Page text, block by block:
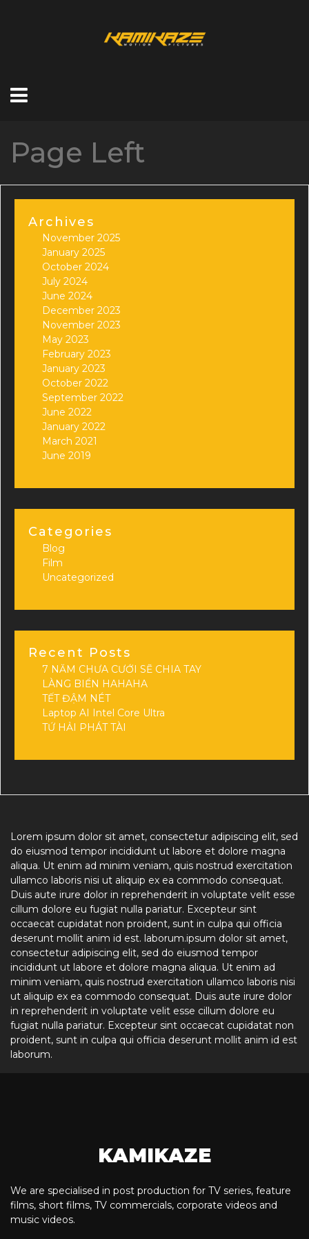
Page Left
Archives
November 2025
January 2025
October 2024
July 2024
June 2024
December 2023
November 2023
May 2023
February 2023
January 2023
October 2022
September 2022
June 2022
January 2022
March 2021
June 2019
Categories
Blog
Film
Uncategorized
Recent Posts
7 NĂM CHƯA CƯỚI SẼ CHIA TAY
LÀNG BIỂN HAHAHA
TẾT ĐẬM NÉT
Laptop AI Intel Core Ultra
TỨ HẢI PHÁT TÀI
Lorem ipsum dolor sit amet, consectetur adipiscing elit, sed
do eiusmod tempor incididunt ut labore et dolore magna
aliqua. Ut enim ad minim veniam, quis nostrud exercitation
ullamco laboris nisi ut aliquip ex ea commodo consequat.
Duis aute irure dolor in reprehenderit in voluptate velit esse
cillum dolore eu fugiat nulla pariatur. Excepteur sint
occaecat cupidatat non proident, sunt in culpa qui officia
deserunt mollit anim id est. laborum.ipsum dolor sit amet,
consectetur adipiscing elit, sed do eiusmod tempor
incididunt ut labore et dolore magna aliqua. Ut enim ad
minim veniam, quis nostrud exercitation ullamco laboris nisi
ut aliquip ex ea commodo consequat. Duis aute irure dolor
in reprehenderit in voluptate velit esse cillum dolore eu
fugiat nulla pariatur. Excepteur sint occaecat cupidatat non
proident, sunt in culpa qui officia deserunt mollit anim id est
laborum.
KAMIKAZE
We are specialised in post production for TV series, feature
films, short films, TV commercials, corporate videos and
music videos.